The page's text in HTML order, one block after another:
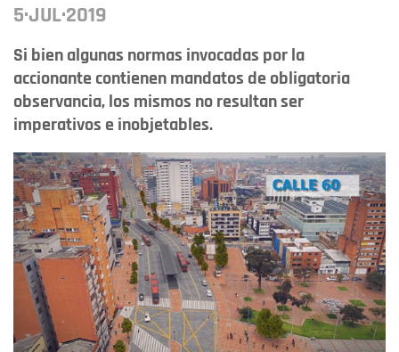
5·JUL·2019
Si bien algunas normas invocadas por la
accionante contienen mandatos de obligatoria
observancia, los mismos no resultan ser
imperativos e inobjetables.